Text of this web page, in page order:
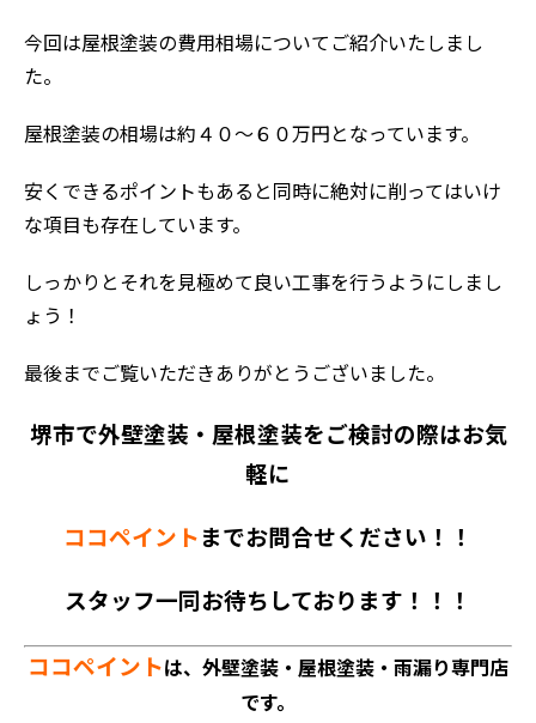
今回は屋根塗装の費用相場についてご紹介いたしまし
た。
屋根塗装の相場は約４０～６０万円となっています。
安くできるポイントもあると同時に絶対に削ってはいけ
な項目も存在しています。
しっかりとそれを見極めて良い工事を行うようにしまし
ょう！
最後までご覧いただきありがとうございました。
堺市で外壁塗装・屋根塗装をご検討の際はお気
軽に
ココペイント までお問合せください！！
スタッフ一同お待ちしております！！！
ココペイントは、外壁塗装・屋根塗装・雨漏り専門店
です。